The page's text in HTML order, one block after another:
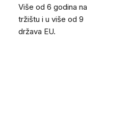
Više od 6 godina na
tržištu i u više od 9
država EU.